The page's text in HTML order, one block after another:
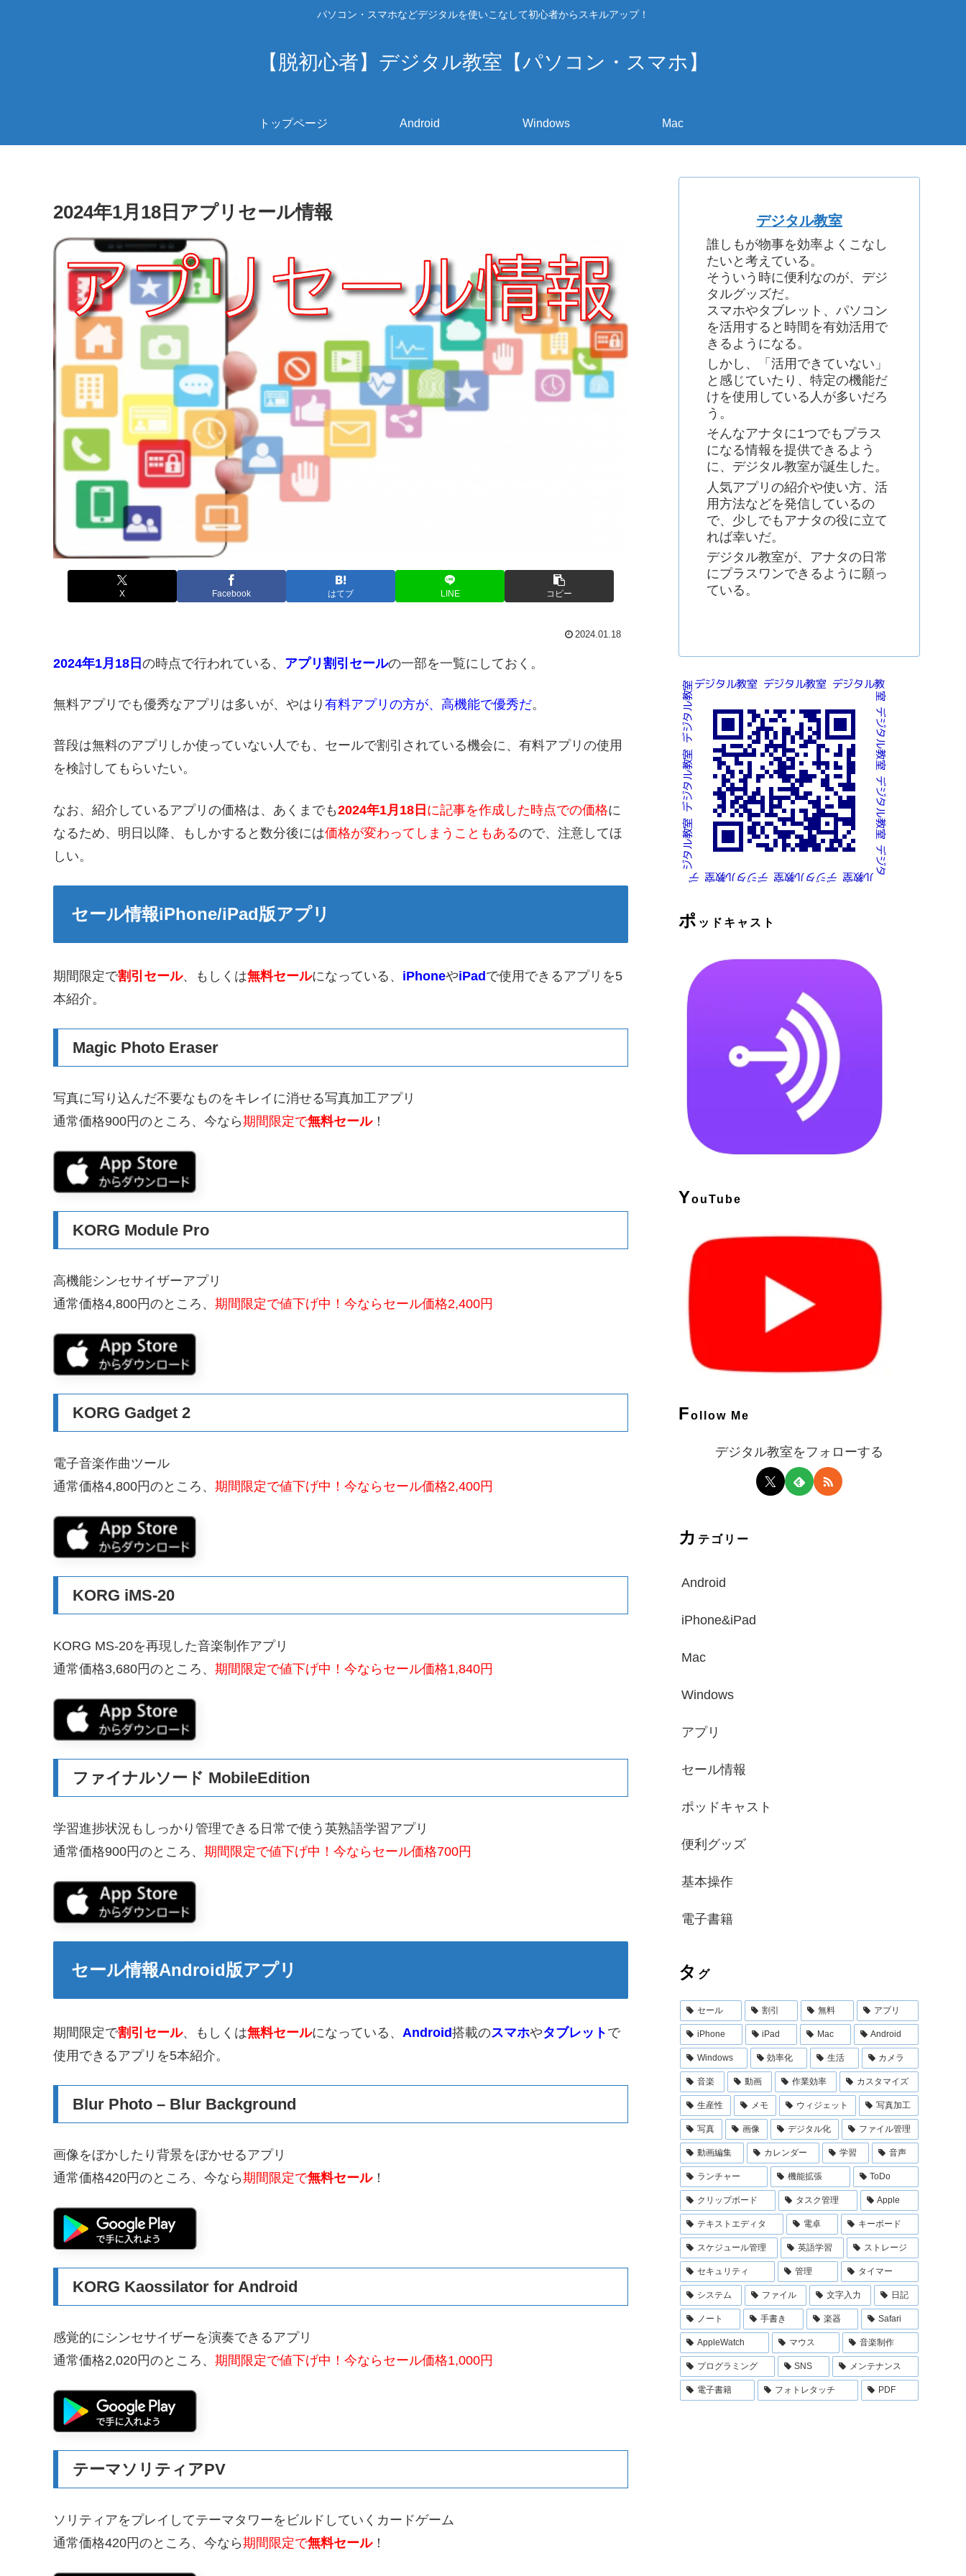
パソコン・スマホなどデジタルを使いこなして初心者からスキルアップ！
【脱初心者】デジタル教室【パソコン・スマホ】
トップページ Android Windows Mac
2024年1月18日アプリセール情報
X Facebook はてブ LINE コピー
2024.01.18
2024年1月18日 の時点で行われている、 アプリ割引セールの一部を一覧にしておく。
無料アプリでも優秀なアプリは多いが、やはり 有料アプリの方が、高機能で優秀だ。
普段は無料のアプリしか使っていない人でも、セールで割引されている機会に、有料アプリの使用
を検討してもらいたい。
なお、紹介しているアプリの価格は、あくまでも2024年1月18日 に記事を作成した時点での価格に
なるため、明日以降、もしかすると数分後には価格が変わってしまうこともあるので、注意してほ
しい。
セール情報iPhone/iPad版アプリ
期間限定で割引セール、もしくは無料セールになっている、 iPhoneやiPadで使用できるアプリを5
本紹介。
Magic Photo Eraser
写真に写り込んだ不要なものをキレイに消せる写真加工アプリ
通常価格900円のところ、今なら期間限定で無料セール！
KORG Module Pro
高機能シンセサイザーアプリ
通常価格4,800円のところ、 期間限定で値下げ中！今ならセール価格2,400円
KORG Gadget 2
電子音楽作曲ツール
通常価格4,800円のところ、 期間限定で値下げ中！今ならセール価格2,400円
KORG iMS-20
KORG MS-20を再現した音楽制作アプリ
通常価格3,680円のところ、 期間限定で値下げ中！今ならセール価格1,840円
ファイナルソード MobileEdition
学習進捗状況もしっかり管理できる日常で使う英熟語学習アプリ
通常価格900円のところ、 期間限定で値下げ中！今ならセール価格700円
セール情報Android版アプリ
期間限定で割引セール、もしくは無料セールになっている、 Android搭載のスマホやタブレット で
使用できるアプリを5本紹介。
Blur Photo – Blur Background
画像をぼかしたり背景をぼかせるアプリ
通常価格420円のところ、今なら期間限定で無料セール！
KORG Kaossilator for Android
感覚的にシンセサイザーを演奏できるアプリ
通常価格2,020円のところ、 期間限定で値下げ中！今ならセール価格1,000円
テーマソリティアPV
ソリティアをプレイしてテーマタワーをビルドしていくカードゲーム
通常価格420円のところ、今なら期間限定で無料セール！
デジタル教室
誰しもが物事を効率よくこなし
たいと考えている。
そういう時に便利なのが、デジ
タルグッズだ。
スマホやタブレット、パソコン
を活用すると時間を有効活用で
きるようになる。
しかし、「活用できていない」
と感じていたり、特定の機能だ
けを使用している人が多いだろ
う。
そんなアナタに1つでもプラス
になる情報を提供できるよう
に、デジタル教室が誕生した。
人気アプリの紹介や使い方、活
用方法などを発信しているの
で、少しでもアナタの役に立て
れば幸いだ。
デジタル教室が、アナタの日常
にプラスワンできるように願っ
ている。
ポ ッドキャスト
YouTube
Follow Me
デジタル教室をフォローする
カ テゴリー
Android
iPhone&iPad
Mac
Windows
アプリ
セール情報
ポッドキャスト
便利グッズ
基本操作
電子書籍
タ グ
セール 割引 無料 アプリ
iPhone iPad Mac Android
Windows 効率化 生活 カメラ
音楽 動画 作業効率 カスタマイズ
生産性 メモ ウィジェット 写真加工
写真 画像 デジタル化 ファイル管理
動画編集 カレンダー 学習 音声
ランチャー 機能拡張 ToDo
クリップボード タスク管理 Apple
テキストエディタ 電卓 キーボード
スケジュール管理 英語学習 ストレージ
セキュリティ 管理 タイマー
システム ファイル 文字入力 日記
ノート 手書き 楽器 Safari
AppleWatch マウス 音楽制作
プログラミング SNS メンテナンス
電子書籍 フォトレタッチ PDF